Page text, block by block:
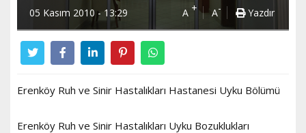
05 Kasım 2010 - 13:29 A + A- Yazdır
Erenköy Ruh ve Sinir Hastalıkları Hastanesi Uyku Bölümü
Erenköy Ruh ve Sinir Hastalıkları Uyku Bozuklukları